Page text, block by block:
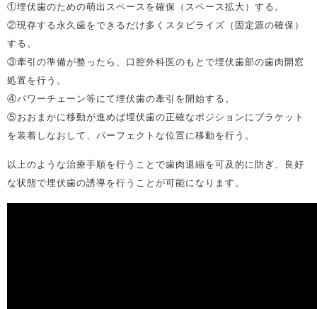
①埋伏歯のための萌出スペースを確保（スペース拡大）する。
②現存する永久歯をできるだけ多くスタビライズ（固定源の確保）
する。
③牽引の準備が整ったら、口腔外科医のもとで埋伏歯部の歯肉開窓
処置を行う。
④パワーチェーン等にて埋伏歯の牽引を開始する。
⑤おおまかに移動が進めば埋伏歯の正確なポジションにブラケット
を装着しなおして、パーフェクトな位置に移動を行う。
以上のような治療手順を行うことで歯肉退縮を可及的に防ぎ、良好
な状態で埋伏歯の誘導を行うことが可能になります。